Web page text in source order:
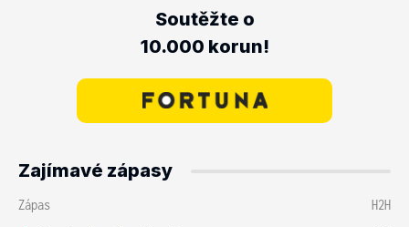
Soutěžte o
10.000 korun!
Zajímavé zápasy
Zápas
H2H